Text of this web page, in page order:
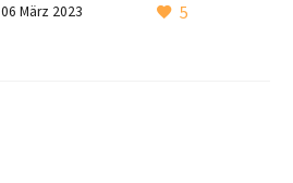
Weltfirma Straus & Cie. 5
06 März 2023